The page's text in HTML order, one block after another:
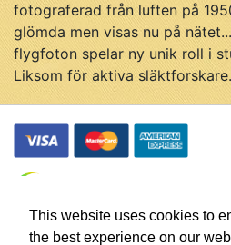
This website uses cookies to
the best experience on our
fotograferad från luften på
glömda men visas nu på
flygfoton spelar ny unik roll i
Liksom för aktiva släktforskare.